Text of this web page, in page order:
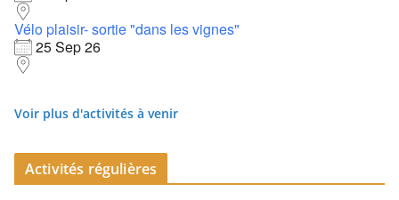
Vélo plaisir- sortie "dans les vignes"
25 Sep 26
Voir plus d'activités à venir
Activités régulières